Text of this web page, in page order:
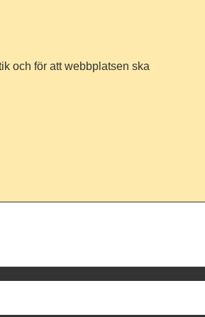
och för att webbplatsen ska